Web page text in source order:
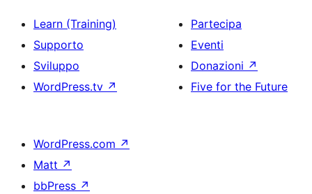
Learn (Training)
Supporto
Sviluppo
WordPress.tv ↗
Partecipa
Eventi
Donazioni ↗
Five for the Future
WordPress.com ↗
Matt ↗
bbPress ↗